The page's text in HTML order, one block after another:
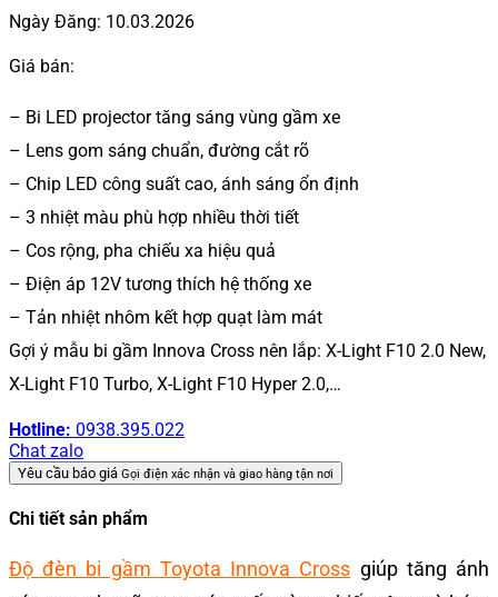
Ngày Đăng: 10.03.2026
Giá bán:
– Bi LED projector tăng sáng vùng gầm xe
– Lens gom sáng chuẩn, đường cắt rõ
– Chip LED công suất cao, ánh sáng ổn định
– 3 nhiệt màu phù hợp nhiều thời tiết
– Cos rộng, pha chiếu xa hiệu quả
– Điện áp 12V tương thích hệ thống xe
– Tản nhiệt nhôm kết hợp quạt làm mát
Gợi ý mẫu bi gầm Innova Cross nên lắp: X-Light F10 2.0 New,
X-Light F10 Turbo, X-Light F10 Hyper 2.0,…
Hotline: 0938.395.022
Chat zalo
Yêu cầu báo giá Gọi điện xác nhận và giao hàng tận nơi
Chi tiết sản phẩm
Độ đèn bi gầm Toyota Innova Cross giúp tăng ánh